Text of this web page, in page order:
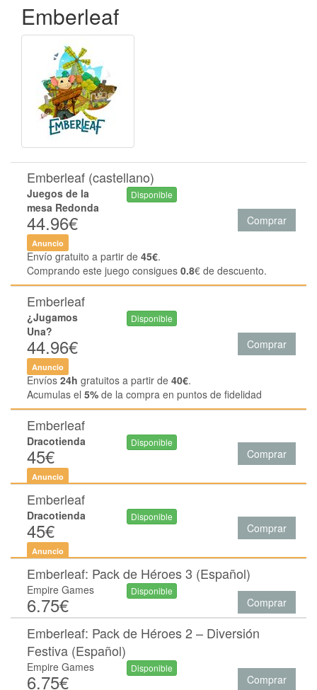
Emberleaf
Emberleaf (castellano)
Juegos de la
mesa Redonda
44.96€
Disponible
Comprar
Anuncio
Envío gratuito a partir de 45€.
Comprando este juego consigues 0.8€ de descuento.
Emberleaf
¿Jugamos
Una?
44.96€
Disponible
Comprar
Anuncio
Envíos 24h gratuitos a partir de 40€.
Acumulas el 5% de la compra en puntos de fidelidad
Emberleaf
Dracotienda
45€
Disponible
Comprar
Anuncio
Emberleaf
Dracotienda
45€
Disponible
Comprar
Anuncio
Emberleaf: Pack de Héroes 3 (Español)
Empire Games
6.75€
Disponible
Comprar
Emberleaf: Pack de Héroes 2 – Diversión
Festiva (Español)
Empire Games
6.75€
Disponible
Comprar